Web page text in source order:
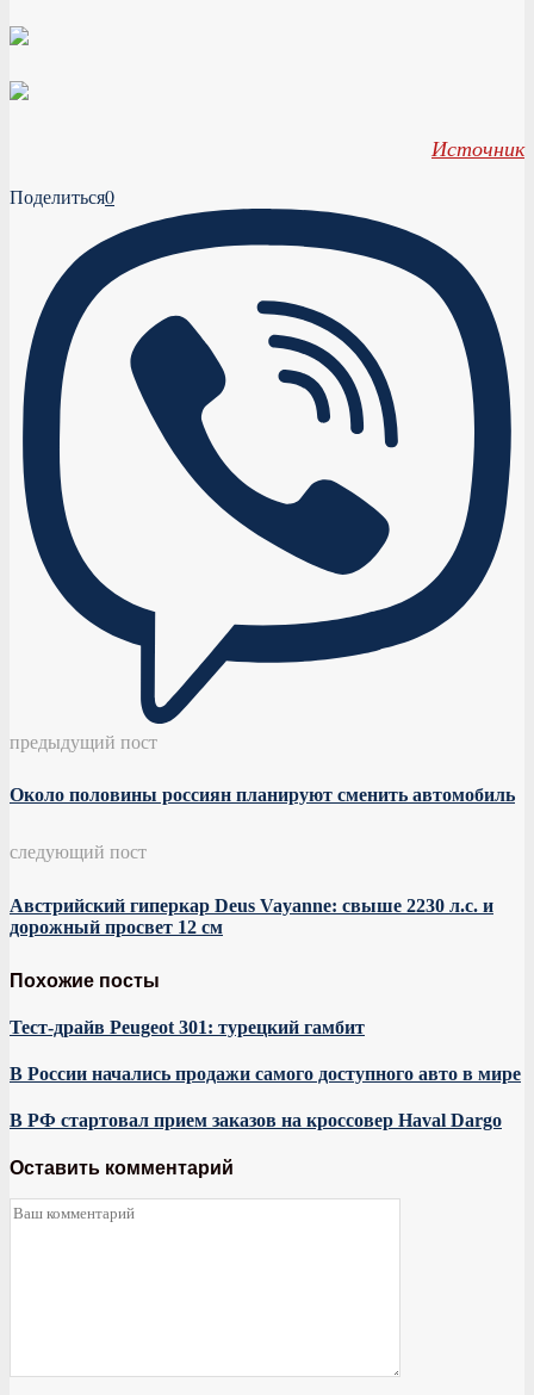
Источник
Поделиться0
предыдущий пост
Около половины россиян планируют сменить автомобиль
следующий пост
Австрийский гиперкар Deus Vayanne: свыше 2230 л.с. и
дорожный просвет 12 см
Похожие посты
Тест-драйв Peugeot 301: турецкий гамбит
В России начались продажи самого доступного авто в мире
В РФ стартовал прием заказов на кроссовер Haval Dargo
Оставить комментарий